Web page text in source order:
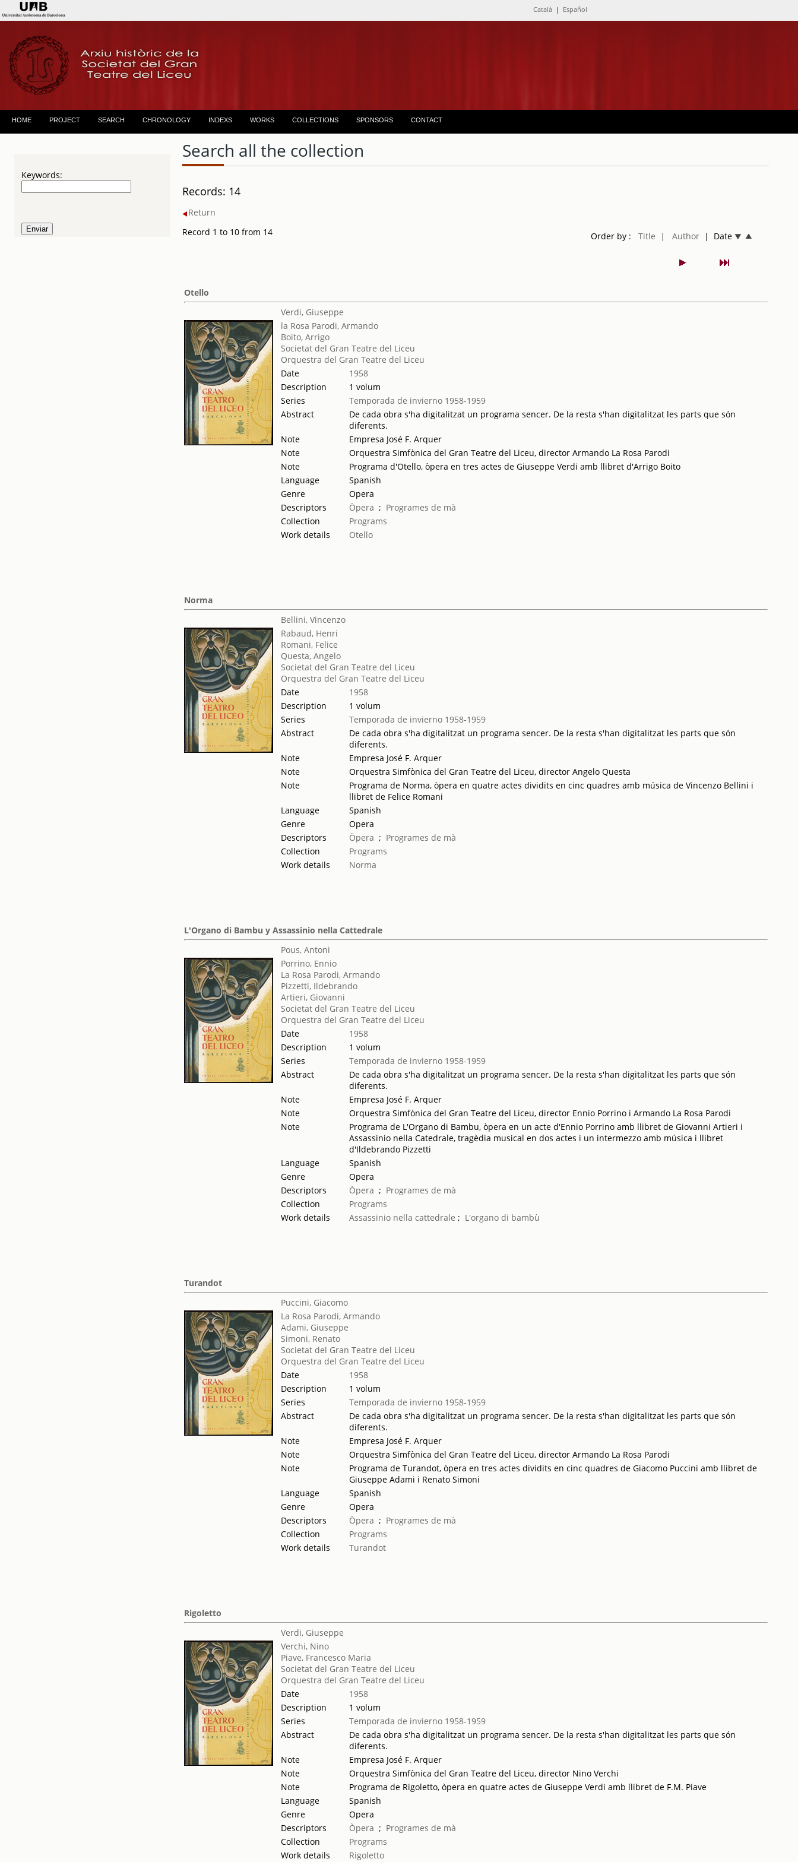
Català | Español
HOME PROJECT SEARCH CHRONOLOGY INDEXS WORKS COLLECTIONS SPONSORS CONTACT
Keywords:
Search all the collection
Records: 14
Return
Record 1 to 10 from 14
Order by : Title | Author| Date
Otello
Verdi, Giuseppe
la Rosa Parodi, Armando
Boito, Arrigo
Societat del Gran Teatre del Liceu
Orquestra del Gran Teatre del Liceu
Date
1958
Description
1 volum
Series
Temporada de invierno 1958-1959
Abstract
De cada obra s'ha digitalitzat un programa sencer. De la resta s'han digitalitzat les parts que són
diferents.
Note
Empresa José F. Arquer
Note
Orquestra Simfònica del Gran Teatre del Liceu, director Armando La Rosa Parodi
Note
Programa d'Otello, òpera en tres actes de Giuseppe Verdi amb llibret d'Arrigo Boito
Language
Spanish
Genre
Opera
Descriptors
Òpera ; Programes de mà
Collection
Programs
Work details
Otello
Norma
Bellini, Vincenzo
Rabaud, Henri
Romani, Felice
Questa, Angelo
Societat del Gran Teatre del Liceu
Orquestra del Gran Teatre del Liceu
Date
1958
Description
1 volum
Series
Temporada de invierno 1958-1959
Abstract
De cada obra s'ha digitalitzat un programa sencer. De la resta s'han digitalitzat les parts que són
diferents.
Note
Empresa José F. Arquer
Note
Orquestra Simfònica del Gran Teatre del Liceu, director Angelo Questa
Note
Programa de Norma, òpera en quatre actes dividits en cinc quadres amb música de Vincenzo Bellini i
llibret de Felice Romani
Language
Spanish
Genre
Opera
Descriptors
Òpera ; Programes de mà
Collection
Programs
Work details
Norma
L'Organo di Bambu y Assassinio nella Cattedrale
Pous, Antoni
Porrino, Ennio
La Rosa Parodi, Armando
Pizzetti, Ildebrando
Artieri, Giovanni
Societat del Gran Teatre del Liceu
Orquestra del Gran Teatre del Liceu
Date
1958
Description
1 volum
Series
Temporada de invierno 1958-1959
Abstract
De cada obra s'ha digitalitzat un programa sencer. De la resta s'han digitalitzat les parts que són
diferents.
Note
Empresa José F. Arquer
Note
Orquestra Simfònica del Gran Teatre del Liceu, director Ennio Porrino i Armando La Rosa Parodi
Note
Programa de L'Organo di Bambu, òpera en un acte d'Ennio Porrino amb llibret de Giovanni Artieri i
Assassinio nella Catedrale, tragèdia musical en dos actes i un intermezzo amb música i llibret
d'Ildebrando Pizzetti
Language
Spanish
Genre
Opera
Descriptors
Òpera ; Programes de mà
Collection
Programs
Work details
Assassinio nella cattedrale ; L'organo di bambù
Turandot
Puccini, Giacomo
La Rosa Parodi, Armando
Adami, Giuseppe
Simoni, Renato
Societat del Gran Teatre del Liceu
Orquestra del Gran Teatre del Liceu
Date
1958
Description
1 volum
Series
Temporada de invierno 1958-1959
Abstract
De cada obra s'ha digitalitzat un programa sencer. De la resta s'han digitalitzat les parts que són
diferents.
Note
Empresa José F. Arquer
Note
Orquestra Simfònica del Gran Teatre del Liceu, director Armando La Rosa Parodi
Note
Programa de Turandot, òpera en tres actes dividits en cinc quadres de Giacomo Puccini amb llibret de
Giuseppe Adami i Renato Simoni
Language
Spanish
Genre
Opera
Descriptors
Òpera ; Programes de mà
Collection
Programs
Work details
Turandot
Rigoletto
Verdi, Giuseppe
Verchi, Nino
Piave, Francesco Maria
Societat del Gran Teatre del Liceu
Orquestra del Gran Teatre del Liceu
Date
1958
Description
1 volum
Series
Temporada de invierno 1958-1959
Abstract
De cada obra s'ha digitalitzat un programa sencer. De la resta s'han digitalitzat les parts que són
diferents.
Note
Empresa José F. Arquer
Note
Orquestra Simfònica del Gran Teatre del Liceu, director Nino Verchi
Note
Programa de Rigoletto, òpera en quatre actes de Giuseppe Verdi amb llibret de F.M. Piave
Language
Spanish
Genre
Opera
Descriptors
Òpera ; Programes de mà
Collection
Programs
Work details
Rigoletto